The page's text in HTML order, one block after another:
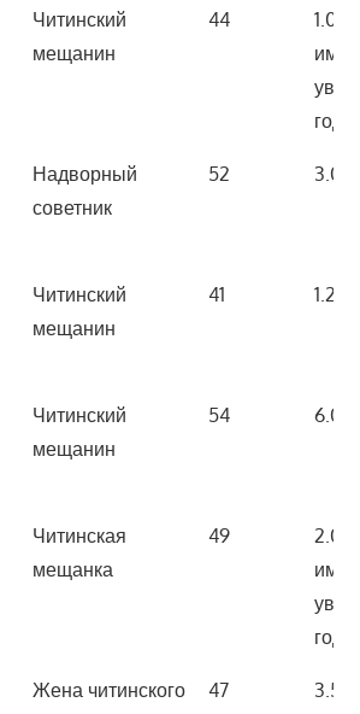
Читинский
мещанин
44
года)
Надворный
советник
52
Читинский
мещанин
41 1.200
Читинский
мещанин
54
Читинская
мещанка
49
года)
Жена читинского
47